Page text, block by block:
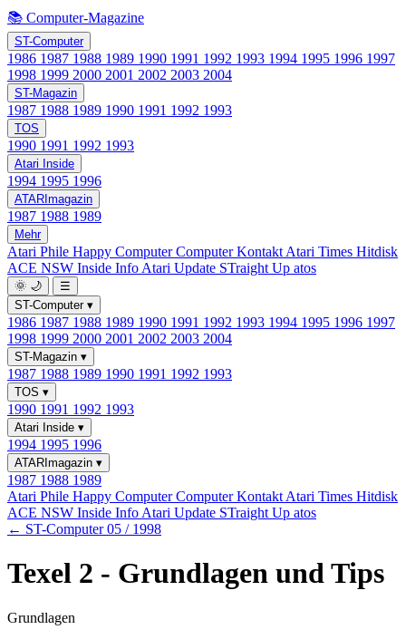
📚 Computer-Magazine
ST-Computer
1986 1987 1988 1989 1990 1991 1992 1993 1994 1995 1996 1997
1998 1999 2000 2001 2002 2003 2004
ST-Magazin
1987 1988 1989 1990 1991 1992 1993
TOS
1990 1991 1992 1993
Atari Inside
1994 1995 1996
ATARImagazin
1987 1988 1989
Mehr
Atari Phile Happy ComputerComputer Kontakt Atari Times Hitdisk
ACE NSW Inside Info Atari Update STraight Up atos
🌞 🌙
☰
ST-Computer ▾
1986 1987 1988 1989 1990 1991 1992 1993 1994 1995 1996 1997
1998 1999 2000 2001 2002 2003 2004
ST-Magazin ▾
1987 1988 1989 1990 1991 1992 1993
TOS ▾
1990 1991 1992 1993
Atari Inside ▾
1994 1995 1996
ATARImagazin ▾
1987 1988 1989
Atari Phile Happy ComputerComputer Kontakt Atari Times Hitdisk
ACE NSW Inside Info Atari Update STraight Up atos
← ST-Computer 05 / 1998
Texel 2 - Grundlagen und Tips
Grundlagen